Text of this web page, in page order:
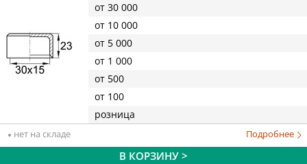
от 30 000
от 10 000
от 5 000
от 1 000
от 500
от 100
розница
нет на складе Подробнее
В КОРЗИНУ >